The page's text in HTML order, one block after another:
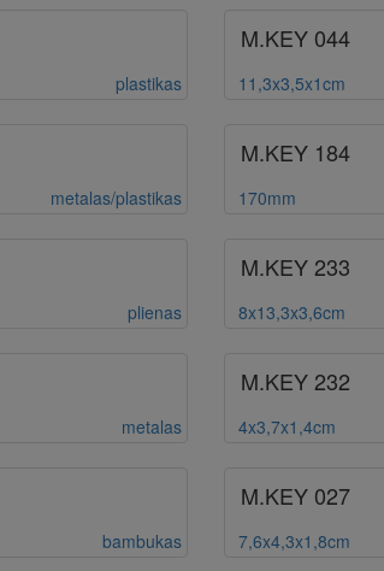
plastikas
M.KEY 044
11,3x3,5x1cm
metalas/plastikas
M.KEY 184
170mm
plienas
M.KEY 233
8x13,3x3,6cm
metalas
M.KEY 232
4x3,7x1,4cm
bambukas
M.KEY 027
7,6x4,3x1,8cm